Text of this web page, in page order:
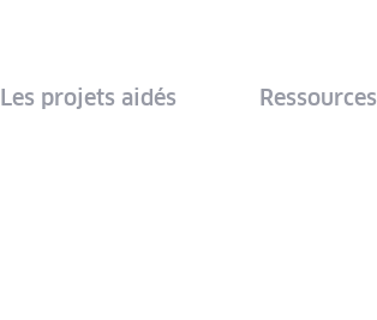
Les projets aidés Ressources